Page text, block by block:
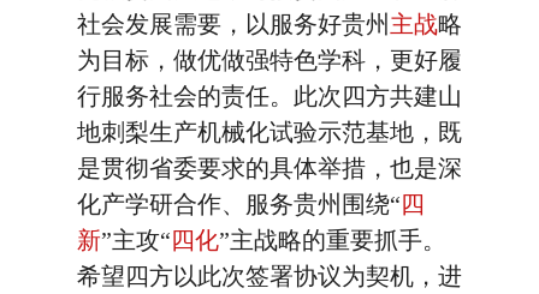
社会发展需要，以服务好贵州 主战略
为目标，做优做强特色学科，更好履
行服务社会的责任。此次四方共建山
地刺梨生产机械化试验示范基地，既
是贯彻省委要求的具体举措，也是深
化产学研合作、服务贵州围绕“四
新”主攻“四化”主战略的重要抓手。
希望四方以此次签署协议为契机，进